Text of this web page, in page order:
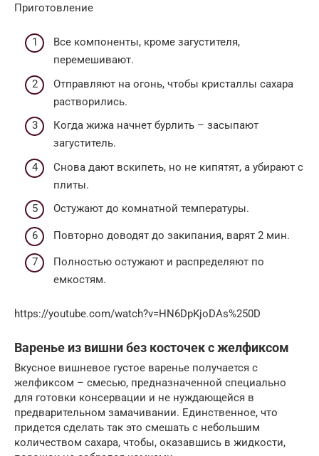
Приготовление
Все компоненты, кроме загустителя,
перемешивают.
Отправляют на огонь, чтобы кристаллы сахара
растворились.
Когда жижа начнет бурлить – засыпают
загуститель.
Снова дают вскипеть, но не кипятят, а убирают с
плиты.
Остужают до комнатной температуры.
Повторно доводят до закипания, варят 2 мин.
Полностью остужают и распределяют по
емкостям.
https://youtube.com/watch?v=HN6DpKjoDAs%250D
Варенье из вишни без косточек с желфиксом
Вкусное вишневое густое варенье получается с
желфиксом – смесью, предназначенной специально
для готовки консервации и не нуждающейся в
предварительном замачивании. Единственное, что
придется сделать так это смешать с небольшим
количеством сахара, чтобы, оказавшись в жидкости,